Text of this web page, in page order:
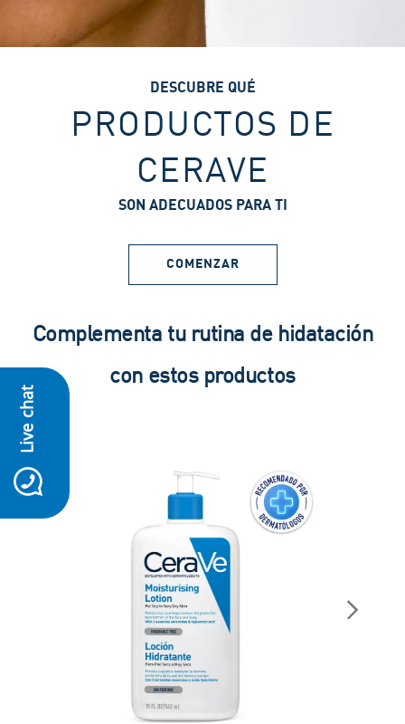
Live chat
DESCUBRE QUÉ
PRODUCTOS DE
CERAVE
SON ADECUADOS PARA TI
COMENZAR
Complementa tu rutina de hidatación
con estos productos